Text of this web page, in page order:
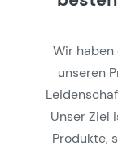
Wir haben
unseren
Unser Ziel
Produkte,